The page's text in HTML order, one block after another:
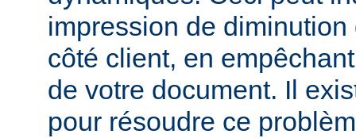
impression de
côté client, en
de votre document. Il
pour résoudre ce